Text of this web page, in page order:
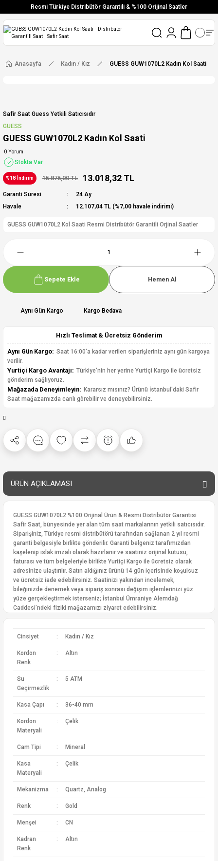
Resmi Türkiye Distribütör Garantili & %100 Orijinal Saatler
Vade Farksız 6 Taksit
Ücretsiz Kargo
Anasayfa Kadın / Kız GUESS GUW1070L2 Kadın Kol Saati
Safir Saat Guess Yetkili Satıcısıdır
GUESS
GUESS GUW1070L2 Kadın Kol Saati
0 Yorum
Stokta Var
%18 İndirim 15.876,00 TL 13.018,32 TL
Garanti Süresi
24 Ay
Havale
12.107,04 TL (%7,00 havale indirimi)
GUESS GUW1070L2 Kol Saati Resmi Distribütör Garantili Orjinal Saatler
Sepete Ekle Hemen Al
Aynı Gün Kargo Kargo Bedava
Hızlı Teslimat & Ücretsiz Gönderim
Aynı Gün Kargo: Saat 16:00'a kadar verilen siparişleriniz aynı gün kargoya
verilir.
Yurtiçi Kargo Avantajı: Türkiye'nin her yerine Yurtiçi Kargo ile ücretsiz
gönderim sağlıyoruz.
Mağazada Deneyimleyin: Kararsız mısınız? Ürünü İstanbul'daki Safir
Saat mağazamızda canlı görebilir ve deneyebilirsiniz.
ÜRÜN AÇIKLAMASI
GUESS GUW1070L2 %100 Orijinal Ürün & Resmi Distribütör Garantisi
Safir Saat, bünyesinde yer alan tüm saat markalarının yetkili satıcısıdır.
Siparişiniz, Türkiye resmi distribütörü tarafından sağlanan 2 yıl resmi
garanti belgesiyle birlikte gönderilir. Garanti belgeniz tarafımızdan
kaşelenip ıslak imzalı olarak hazırlanır ve saatiniz orijinal kutusu,
faturası ve tüm belgeleriyle birlikte Yurtiçi Kargo ile ücretsiz olarak
adresinize ulaştırılır. Satın aldığınız ürünü 14 gün içerisinde koşulsuz
ve ücretsiz iade edebilirsiniz. Saatinizi yakından incelemek,
bileğinizde denemek veya sipariş sonrası değişim işlemlerinizi yüz
yüze gerçekleştirmek isterseniz; İstanbul Ümraniye Alemdağ
Caddesi’ndeki fiziki mağazamızı ziyaret edebilirsiniz.
Cinsiyet : Kadın / Kız
Kordon
Renk
: Altın
Su
Geçirmezlik
: 5 ATM
Kasa Çapı : 36-40 mm
Kordon
Materyali
: Çelik
Cam Tipi : Mineral
Kasa
Materyali
: Çelik
Mekanizma : Quartz, Analog
Renk : Gold
Menşei : CN
Kadran
Renk
: Altın